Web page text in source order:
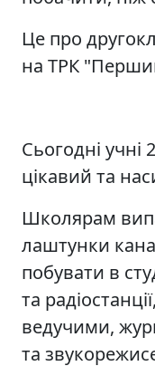
Це про
на ТРК
Сьогодні учні
цікавий та
Школярам
лаштунки
побувати в
та
ведучими,
та